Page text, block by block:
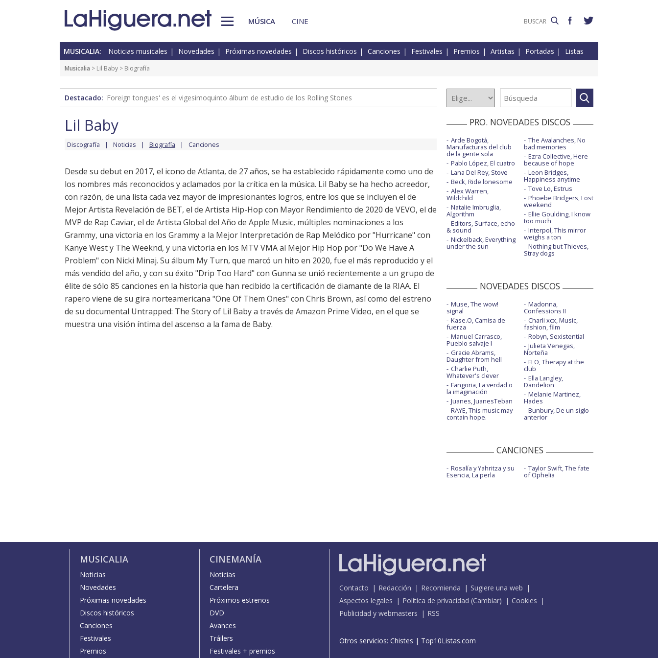
MÚSICA CINE
MUSICALIA: Noticias musicales Novedades Próximas novedades Discos históricos Canciones Festivales Premios Artistas Portadas Listas
Musicalia > Lil Baby > Biografía
Destacado: 'Foreign tongues' es el vigesimoquinto álbum de estudio de los Rolling Stones
Lil Baby
Discografía Noticias Biografía Canciones
Desde su debut en 2017, el icono de Atlanta, de 27 años, se ha establecido rápidamente como uno de
los nombres más reconocidos y aclamados por la crítica en la música. Lil Baby se ha hecho acreedor,
con razón, de una lista cada vez mayor de impresionantes logros, entre los que se incluyen el de
Mejor Artista Revelación de BET, el de Artista Hip-Hop con Mayor Rendimiento de 2020 de VEVO, el de
MVP de Rap Caviar, el de Artista Global del Año de Apple Music, múltiples nominaciones a los
Grammy, una victoria en los Grammy a la Mejor Interpretación de Rap Melódico por "Hurricane" con
Kanye West y The Weeknd, y una victoria en los MTV VMA al Mejor Hip Hop por "Do We Have A
Problem" con Nicki Minaj. Su álbum My Turn, que marcó un hito en 2020, fue el más reproducido y el
más vendido del año, y con su éxito "Drip Too Hard" con Gunna se unió recientemente a un grupo de
élite de sólo 85 canciones en la historia que han recibido la certificación de diamante de la RIAA. El
rapero viene de su gira norteamericana "One Of Them Ones" con Chris Brown, así como del estreno
de su documental Untrapped: The Story of Lil Baby a través de Amazon Prime Video, en el que se
muestra una visión íntima del ascenso a la fama de Baby.
PRO. NOVEDADES DISCOS
Arde Bogotá,
Manufacturas del club
de la gente sola
Pablo López, El cuatro
Lana Del Rey, Stove
Beck, Ride lonesome
Alex Warren,
Wildchild
Natalie Imbruglia,
Algorithm
Editors, Surface, echo
& sound
Nickelback, Everything
under the sun
The Avalanches, No
bad memories
Ezra Collective, Here
because of hope
Leon Bridges,
Happiness anytime
Tove Lo, Estrus
Phoebe Bridgers, Lost
weekend
Ellie Goulding, I know
too much
Interpol, This mirror
weighs a ton
Nothing but Thieves,
Stray dogs
NOVEDADES DISCOS
Muse, The wow!
signal
Kase.O, Camisa de
fuerza
Manuel Carrasco,
Pueblo salvaje I
Gracie Abrams,
Daughter from hell
Charlie Puth,
Whatever's clever
Fangoria, La verdad o
la imaginación
Juanes, JuanesTeban
RAYE, This music may
contain hope.
Madonna,
Confessions II
Charli xcx, Music,
fashion, film
Robyn, Sexistential
Julieta Venegas,
Norteña
FLO, Therapy at the
club
Ella Langley,
Dandelion
Melanie Martinez,
Hades
Bunbury, De un siglo
anterior
CANCIONES
Rosalía y Yahritza y su
Esencia, La perla
Taylor Swift, The fate
of Ophelia
MUSICALIA
Noticias
Novedades
Próximas novedades
Discos históricos
Canciones
Festivales
Premios
CINEMANÍA
Noticias
Cartelera
Próximos estrenos
DVD
Avances
Tráilers
Festivales + premios
Contacto Redacción Recomienda
Sugiere una web
Aspectos legales
Política de privacidad (Cambiar)
Cookies
Publicidad y webmasters
RSS
Otros servicios: Chistes | Top10Listas.com